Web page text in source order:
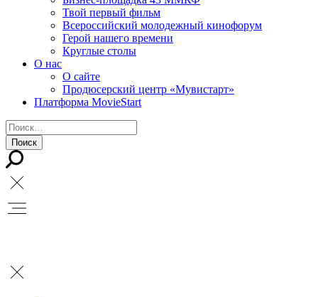
Твой первый фильм
Всероссийский молодежный кинофорум
Герой нашего времени
Круглые столы
О нас
О сайте
Продюсерский центр «Мувистарт»
Платформа MovieStart